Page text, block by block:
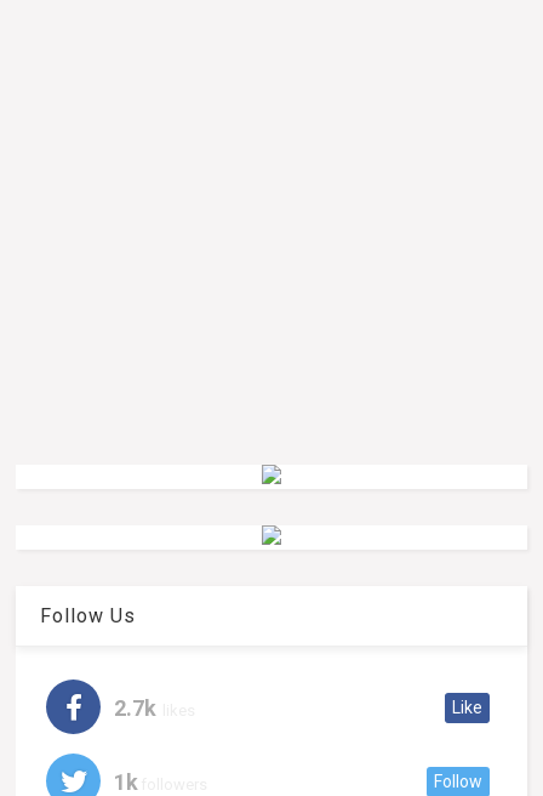
Follow Us
2.7k Like
1k Follow